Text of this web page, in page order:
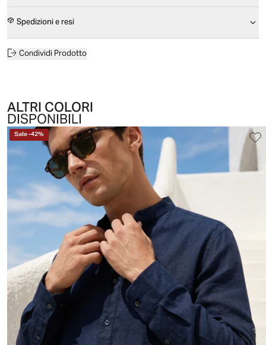
Spedizioni e resi
Condividi Prodotto
ALTRI COLORI
DISPONIBILI
Sale-42%